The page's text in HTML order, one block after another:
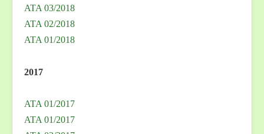
ATA 03/2018
ATA 02/2018
ATA 01/2018
2017
ATA 01/2017
ATA 01/2017